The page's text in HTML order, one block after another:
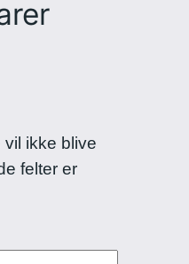
vil ikke blive
felter er